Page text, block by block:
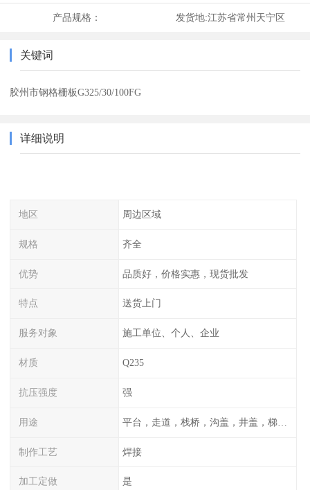
产品规格： 发货地:江苏省常州天宁区
关键词
胶州市钢格栅板G325/30/100FG
详细说明
地区 周边区域
规格 齐全
优势 品质好，价格实惠，现货批发
特点 送货上门
服务对象 施工单位、个人、企业
材质 Q235
抗压强度 强
用途 平台，走道，栈桥，沟盖，井盖，梯子，围栏等
制作工艺 焊接
加工定做 是